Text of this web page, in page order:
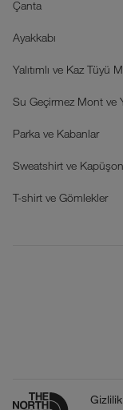
Çanta
Ayakkabı
Yalıtımlı ve Kaz Tüyü
Su Geçirmez Mont ve
Parka ve Kabanlar
Sweatshirt ve
T-shirt ve Gömlekler